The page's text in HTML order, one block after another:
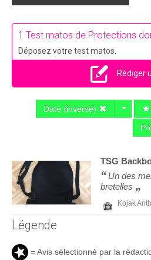
1 Test matos de Protections
Déposez votre test matos.
Rédiger
Date (inversé)
TSG
Un des
bretelles
Kojak
Légende
= Avis sélectionné par la